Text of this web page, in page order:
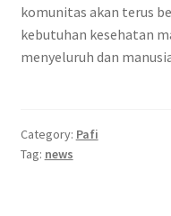
komunitas akan terus
kebutuhan kesehatan
menyeluruh dan
Category: Pafi
Tag: news